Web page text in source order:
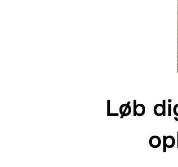
Løb